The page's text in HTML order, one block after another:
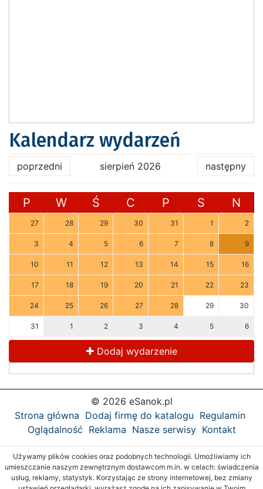
Kalendarz wydarzeń
poprzedni sierpień 2026 następny
P W Ś C P S N
27 28 29 30 31 1 2
3 4 5 6 7 8 9
10 11 12 13 14 15 16
17 18 19 20 21 22 23
24 25 26 27 28 29 30
31 1 2 3 4 5 6
Dodaj wydarzenie
© 2026 eSanok.pl
Strona główna Dodaj firmę do katalogu Regulamin
Oglądalność Reklama Nasze serwisy Kontakt
Używamy plików cookies oraz podobnych technologii. Umożliwiamy ich
umieszczanie naszym zewnętrznym dostawcom m.in. w celach: świadczenia
usług, reklamy, statystyk. Korzystając ze strony internetowej, bez zmiany